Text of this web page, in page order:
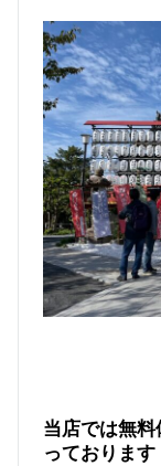
当店では無
っております